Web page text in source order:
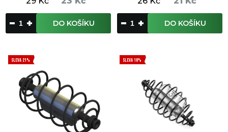
DO KOŠÍKU DO KOŠÍKU
SLEVA 21% SLEVA 16%